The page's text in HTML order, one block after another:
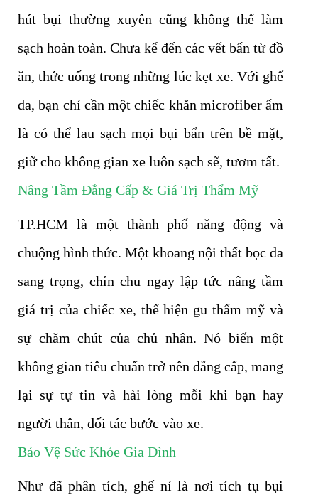
hút bụi thường xuyên cũng không thể làm
sạch hoàn toàn. Chưa kể đến các vết bẩn từ đồ
ăn, thức uống trong những lúc kẹt xe. Với ghế
da, bạn chỉ cần một chiếc khăn microfiber ẩm
là có thể lau sạch mọi bụi bẩn trên bề mặt,
giữ cho không gian xe luôn sạch sẽ, tươm tất.
Nâng Tầm Đẳng Cấp & Giá Trị Thẩm Mỹ
TP.HCM là một thành phố năng động và
chuộng hình thức. Một khoang nội thất bọc da
sang trọng, chỉn chu ngay lập tức nâng tầm
giá trị của chiếc xe, thể hiện gu thẩm mỹ và
sự chăm chút của chủ nhân. Nó biến một
không gian tiêu chuẩn trở nên đẳng cấp, mang
lại sự tự tin và hài lòng mỗi khi bạn hay
người thân, đối tác bước vào xe.
Bảo Vệ Sức Khỏe Gia Đình
Như đã phân tích, ghế nỉ là nơi tích tụ bụi